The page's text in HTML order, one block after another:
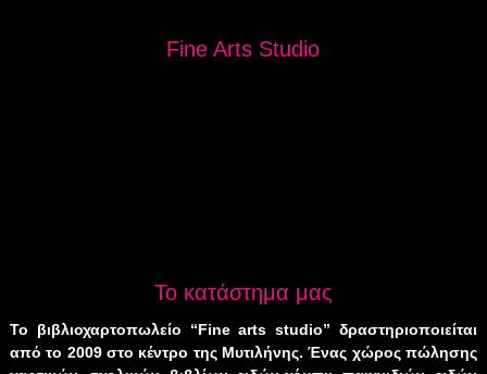
Fine Arts Studio
Το κατάστημα μας
Το βιβλιοχαρτοπωλείο “Fine arts studio” δραστηριοποιείται
από το 2009 στο κέντρο της Μυτιλήνης. Ένας χώρος πώλησης